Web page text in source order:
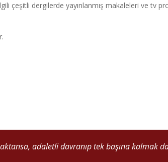
çeşitli dergilerde yayınlanmış makaleleri ve tv
doğabilir..."Anatole France"
adaletli davranıp tek başına kalmak